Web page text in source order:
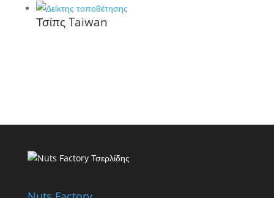
Τσίπς Taiwan